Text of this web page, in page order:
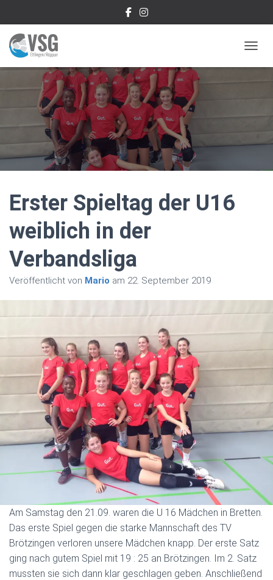
Erster Spieltag der U16
weiblich in der
Verbandsliga
Veröffentlicht von Mario am 22. September 2019
Am Samstag den 21.09. waren die U 16 Mädchen in Bretten.
Das erste Spiel gegen die starke Mannschaft des TV
Brötzingen verloren unsere Mädchen knapp. Der erste Satz
ging nach gutem Spiel mit 19 : 25 an Brötzingen. Im 2. Satz
mussten sie sich dann klar geschlagen geben. Anschließend